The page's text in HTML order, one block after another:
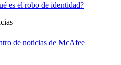
es el robo de identidad?
de noticias de McAfee